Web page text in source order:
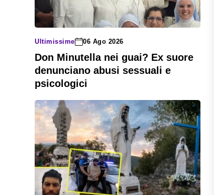
Ultimissime 06 Ago 2026
Don Minutella nei guai? Ex suore
denunciano abusi sessuali e
psicologici